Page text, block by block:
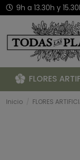
9h a 13.30h y
FLORES
Inicio FLORES